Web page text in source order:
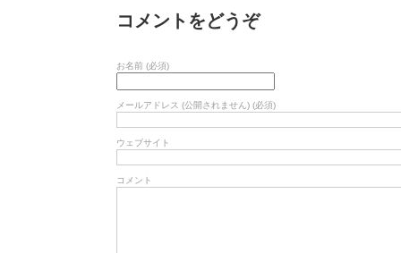
コメントをどうぞ
お名前 (必須)
メールアドレス (公開されません) (必須)
ウェブサイト
コメント